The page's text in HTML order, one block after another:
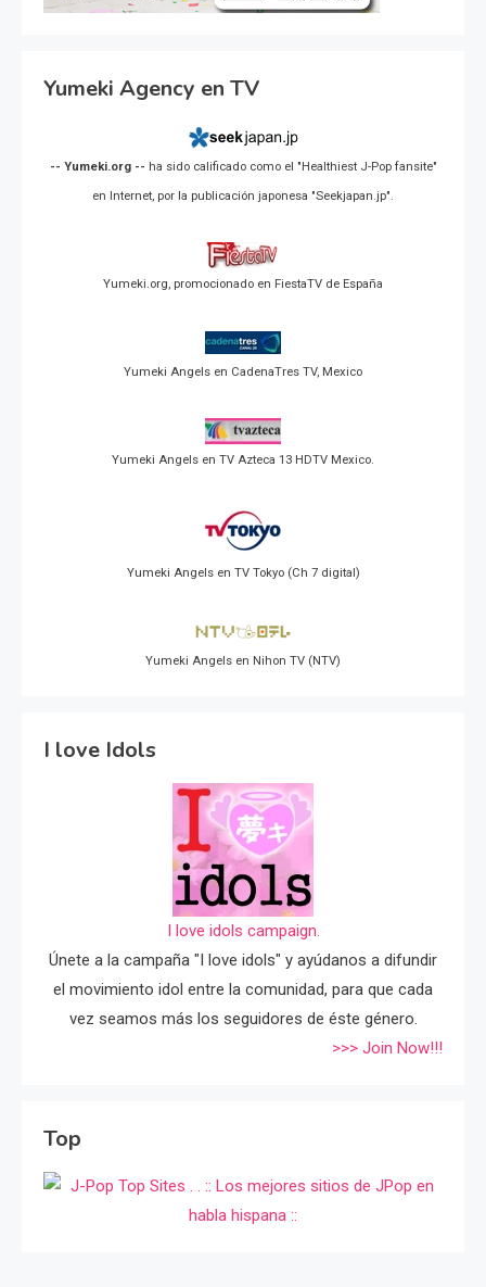
Yumeki Agency en TV
-- Yumeki.org -- ha sido calificado como el "Healthiest J-Pop fansite"
en Internet, por la publicación japonesa "Seekjapan.jp".
Yumeki.org, promocionado en FiestaTV de España
Yumeki Angels en CadenaTres TV, Mexico
Yumeki Angels en TV Azteca 13 HDTV Mexico.
Yumeki Angels en TV Tokyo (Ch 7 digital)
Yumeki Angels en Nihon TV (NTV)
I love Idols
I love idols campaign.
Únete a la campaña "I love idols" y ayúdanos a difundir
el movimiento idol entre la comunidad, para que cada
vez seamos más los seguidores de éste género.
>>> Join Now!!!
Top